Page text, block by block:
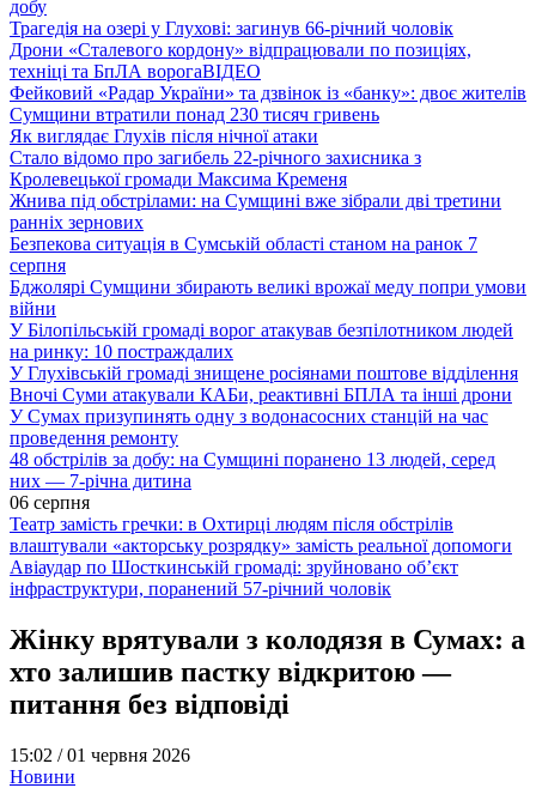
добу
Трагедія на озері у Глухові: загинув 66-річний чоловік
Дрони «Сталевого кордону» відпрацювали по позиціях,
техніці та БпЛА ворогаВІДЕО
Фейковий «Радар України» та дзвінок із «банку»: двоє жителів
Сумщини втратили понад 230 тисяч гривень
Як виглядає Глухів після нічної атаки
Стало відомо про загибель 22-річного захисника з
Кролевецької громади Максима Кременя
Жнива під обстрілами: на Сумщині вже зібрали дві третини
ранніх зернових
Безпекова ситуація в Сумській області станом на ранок 7
серпня
Бджолярі Сумщини збирають великі врожаї меду попри умови
війни
У Білопільській громаді ворог атакував безпілотником людей
на ринку: 10 постраждалих
У Глухівській громаді знищене росіянами поштове відділення
Вночі Суми атакували КАБи, реактивні БПЛА та інші дрони
У Сумах призупинять одну з водонасосних станцій на час
проведення ремонту
48 обстрілів за добу: на Сумщині поранено 13 людей, серед
них — 7-річна дитина
06 серпня
Театр замість гречки: в Охтирці людям після обстрілів
влаштували «акторську розрядку» замість реальної допомоги
Авіаудар по Шосткинській громаді: зруйновано об’єкт
інфраструктури, поранений 57-річний чоловік
Жінку врятували з колодязя в Сумах: а
хто залишив пастку відкритою —
питання без відповіді
15:02 /01 червня 2026
Новини